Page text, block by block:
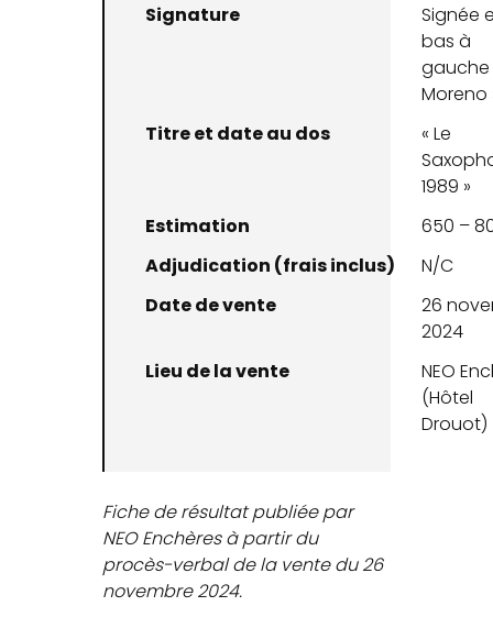
Signature
Signée
bas à
gauche
Moreno
Titre et date au dos
« Le
1989 »
Estimation
650 –
Adjudication (frais inclus)
N/C
Date de vente
26
2024
Lieu de la vente
NEO
(Hôtel
Drouot)
Fiche de résultat publiée par
NEO Enchères à partir du
procès-verbal de la vente du 26
novembre 2024.